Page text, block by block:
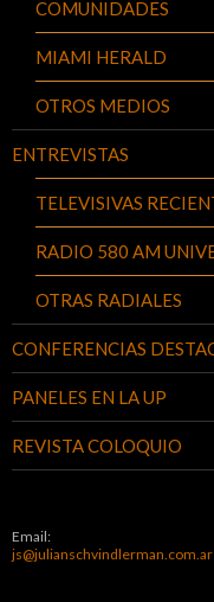
COMUNIDADES
MIAMI HERALD
OTROS MEDIOS
ENTREVISTAS
TELEVISIVAS
RADIO 580 AM
OTRAS RADIALES
CONFERENCIAS
PANELES EN LA UP
REVISTA COLOQUIO
Email:
js@julianschvindlerman.com.ar